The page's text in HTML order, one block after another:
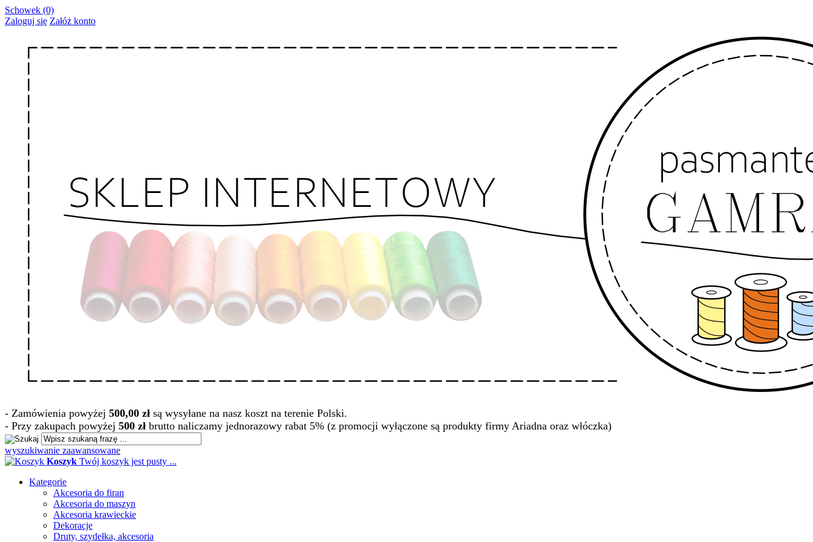
Schowek (0)
Zaloguj się Załóż konto
- Zamówienia powyżej 500,00 zł są wysyłane na nasz koszt na terenie Polski.
- Przy zakupach powyżej 500 zł brutto naliczamy jednorazowy rabat 5% (z promocji wyłączone są produkty firmy Ariadna oraz włóczka)
wyszukiwanie zaawansowane
Koszyk Twój koszyk jest pusty ...
Kategorie
Akcesoria do firan
Akcesoria do maszyn
Akcesoria krawieckie
Dekoracje
Druty, szydełka, akcesoria